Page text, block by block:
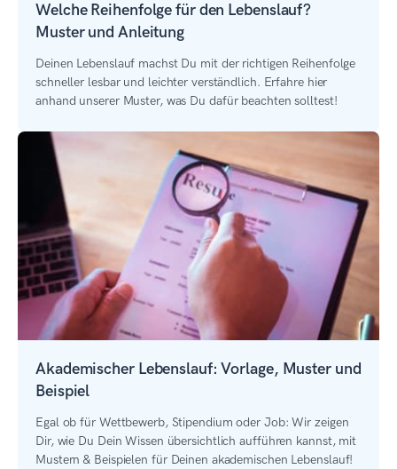
Welche Reihenfolge für den Lebenslauf?
Muster und Anleitung
Deinen Lebenslauf machst Du mit der richtigen Reihenfolge
schneller lesbar und leichter verständlich. Erfahre hier
anhand unserer Muster, was Du dafür beachten solltest!
Akademischer Lebenslauf: Vorlage, Muster und
Beispiel
Egal ob für Wettbewerb, Stipendium oder Job: Wir zeigen
Dir, wie Du Dein Wissen übersichtlich aufführen kannst, mit
Mustern & Beispielen für Deinen akademischen Lebenslauf!